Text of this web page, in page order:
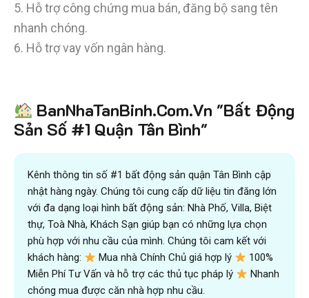
5. Hỗ trợ công chứng mua bán, đăng bộ sang tên
nhanh chóng.
6. Hỗ trợ vay vốn ngân hàng.
Tiết kiệmhơn 90% thời gian , mua bán được nhanh hơn
và kiếm được nhiều tiền hơn với sự trợ giúp đắc lực của
đội ngũ chuyên gia VICTORY REAL
Trên 10.500 Khách Hàng Đã Tìm Mua
Nhanh
BanNhaTanBinh.Com.Vn "Bất Động
Sản Số #1 Quận Tân Bình"
Kênh thông tin số #1 bất động sản quận Tân Bình cập
nhật hàng ngày. Chúng tôi cung cấp dữ liệu tin đăng lớn
với đa dạng loại hình bất động sản: Nhà Phố, Villa, Biệt
thự, Toà Nhà, Khách Sạn giúp bạn có những lựa chọn
phù hợp với nhu cầu của mình. Chúng tôi cam kết với
khách hàng:
Mua nhà Chính Chủ giá hợp lý
100%
Miễn Phí Tư Vấn và hỗ trợ các thủ tục pháp lý
Nhanh
chóng mua được căn nhà hợp nhu cầu.